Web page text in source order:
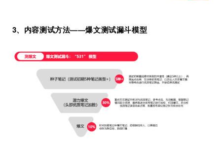
3、内容测试方法——爆文测试漏斗模型